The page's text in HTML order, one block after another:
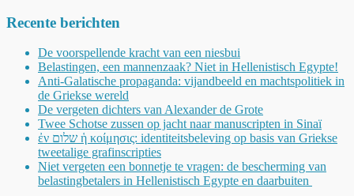
Recente berichten
De voorspellende kracht van een niesbui
Belastingen, een mannenzaak? Niet in Hellenistisch Egypte!
Anti-Galatische propaganda: vijandbeeld en machtspolitiek in
de Griekse wereld
De vergeten dichters van Alexander de Grote
Twee Schotse zussen op jacht naar manuscripten in Sinaï
ἐν שלום ἡ κοίμησις: identiteitsbeleving op basis van Griekse
tweetalige grafinscripties
Niet vergeten een bonnetje te vragen: de bescherming van
belastingbetalers in Hellenistisch Egypte en daarbuiten